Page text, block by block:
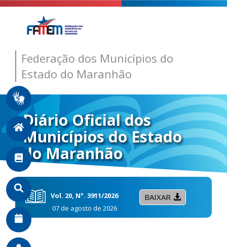
Federação dos Municípios do
Estado do Maranhão
Diário Oficial dos
Municípios do Estado
do Maranhão
Vol. 20, Nº. 3911/2026
07 de agosto de 2026
BAIXAR